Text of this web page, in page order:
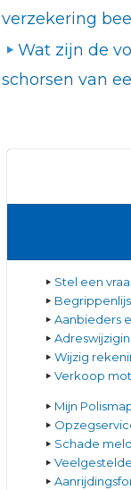
verzekering
Wat zijn de
schorsen van
Stel een
Aanbieders
Wijzig
Verkoop
Mijn
Schade